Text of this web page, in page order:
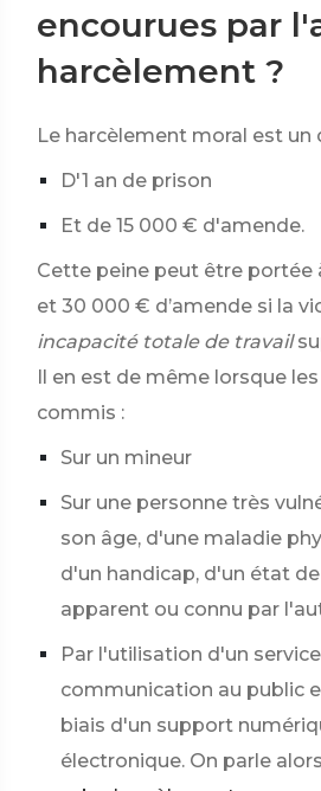
encourues par
harcèlement ?
Le harcèlement moral est un
D'1 an de prison
Et de 15 000 € d'amende.
Cette peine peut être portée
et 30 000 € d’amende si la
incapacité totale de travail
Il en est de même lorsque
commis :
Sur un mineur
Sur une personne très
son âge, d'une maladie
d'un handicap, d'un état
apparent ou connu par
Par l'utilisation d'un
communication au public
biais d'un support
électronique. On parle